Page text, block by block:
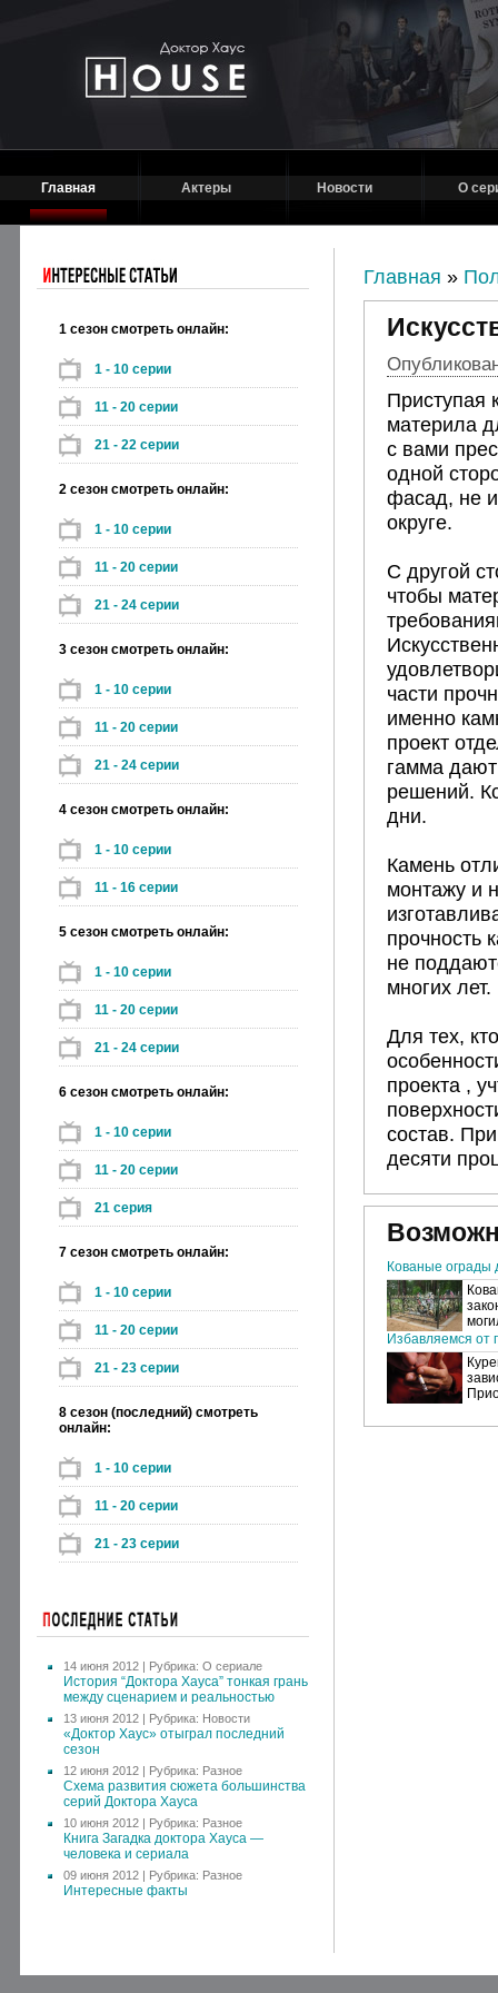
Главная Актеры Новости О
1 сезон смотреть онлайн:
1 - 10 серии
11 - 20 серии
21 - 22 серии
2 сезон смотреть онлайн:
1 - 10 серии
11 - 20 серии
21 - 24 серии
3 сезон смотреть онлайн:
1 - 10 серии
11 - 20 серии
21 - 24 серии
4 сезон смотреть онлайн:
1 - 10 серии
11 - 16 серии
5 сезон смотреть онлайн:
1 - 10 серии
11 - 20 серии
21 - 24 серии
6 сезон смотреть онлайн:
1 - 10 серии
11 - 20 серии
21 серия
7 сезон смотреть онлайн:
1 - 10 серии
11 - 20 серии
21 - 23 серии
8 сезон (последний) смотреть
онлайн:
1 - 10 серии
11 - 20 серии
21 - 23 серии
14 июня 2012 | Рубрика: О сериале
История “Доктора Хауса” тонкая грань
между сценарием и реальностью
13 июня 2012 | Рубрика: Новости
«Доктор Хаус» отыграл последний
сезон
12 июня 2012 | Рубрика: Разное
Схема развития сюжета большинства
серий Доктора Хауса
10 июня 2012 | Рубрика: Разное
Книга Загадка доктора Хауса —
человека и сериала
09 июня 2012 | Рубрика: Разное
Интересные факты
Главная »
Приступая
материла
с вами
одной
фасад, не
округе.
С другой
чтобы
части
именно
проект
гамма
решений.
дни.
Камень
монтажу и
прочность
не
многих лет.
Для тех,
проекта ,
состав.
десяти
Кованые ограды
Избавляемся от